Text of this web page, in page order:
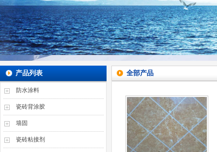
产品列表
防水涂料
瓷砖背涂胶
墙固
瓷砖粘接剂
全部产品